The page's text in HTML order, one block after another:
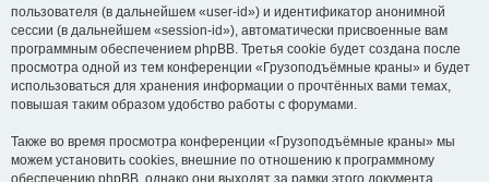
пользователя (в дальнейшем «user-id») и идентификатор анонимной
сессии (в дальнейшем «session-id»), автоматически присвоенные вам
программным обеспечением phpBB. Третья cookie будет создана после
просмотра одной из тем конференции «Грузоподъёмные краны» и будет
использоваться для хранения информации о прочтённых вами темах,
повышая таким образом удобство работы с форумами.
Также во время просмотра конференции «Грузоподъёмные краны» мы
можем установить cookies, внешние по отношению к программному
обеспечению phpBB, однако они выходят за рамки этого документа,